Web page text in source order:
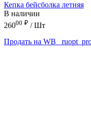
Кепка бейсболка летняя
В наличии
26000 ₽ / Шт
Продать на WB